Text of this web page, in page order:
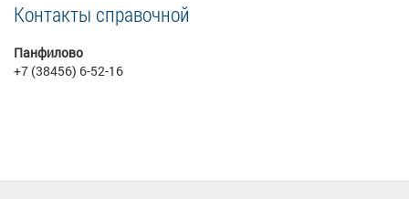
Контакты справочной
Панфилово
+7 (38456) 6-52-16